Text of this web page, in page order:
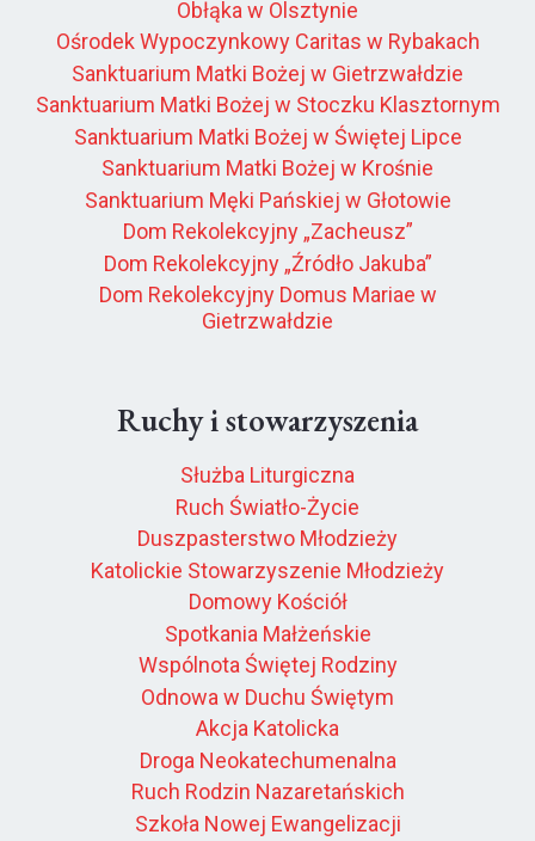
Obłąka w Olsztynie
Ośrodek Wypoczynkowy Caritas w Rybakach
Sanktuarium Matki Bożej w Gietrzwałdzie
Sanktuarium Matki Bożej w Stoczku Klasztornym
Sanktuarium Matki Bożej w Świętej Lipce
Sanktuarium Matki Bożej w Krośnie
Sanktuarium Męki Pańskiej w Głotowie
Dom Rekolekcyjny „Zacheusz”
Dom Rekolekcyjny „Źródło Jakuba”
Dom Rekolekcyjny Domus Mariae w
Gietrzwałdzie
Ruchy i stowarzyszenia
Służba Liturgiczna
Ruch Światło-Życie
Duszpasterstwo Młodzieży
Katolickie Stowarzyszenie Młodzieży
Domowy Kościół
Spotkania Małżeńskie
Wspólnota Świętej Rodziny
Odnowa w Duchu Świętym
Akcja Katolicka
Droga Neokatechumenalna
Ruch Rodzin Nazaretańskich
Szkoła Nowej Ewangelizacji